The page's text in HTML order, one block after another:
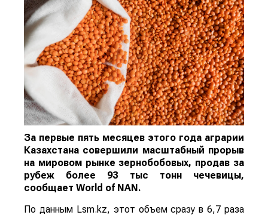
За первые пять месяцев этого года аграрии
Казахстана совершили масштабный прорыв
на мировом рынке зернобобовых, продав за
рубеж более 93 тыс тонн чечевицы,
сообщает World of NAN.
По данным Lsm.kz, этот объем сразу в 6,7 раза